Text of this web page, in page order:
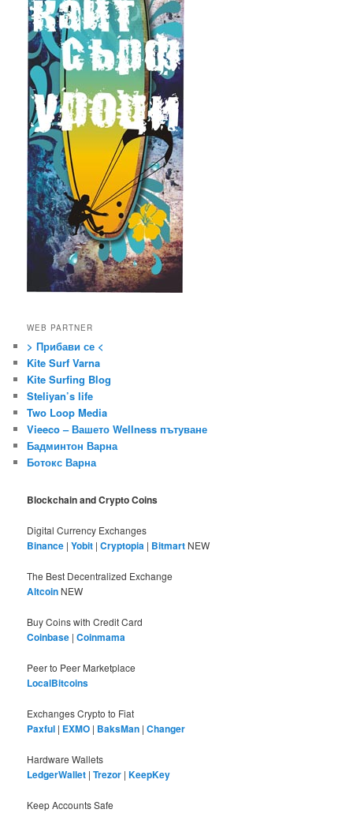
WEB PARTNER
> Прибави се <
Kite Surf Varna
Kite Surfing Blog
Steliyan’s life
Two Loop Media
Vieeco – Вашето Wellness пътуване
Бадминтон Варна
Ботокс Варна
Blockchain and Crypto Coins
Digital Currency Exchanges
Binance |Yobit |Cryptopia | Bitmart NEW
The Best Decentralized Exchange
Altcoin NEW
Buy Coins with Credit Card
Coinbase |Coinmama
Peer to Peer Marketplace
LocalBitcoins
Exchanges Crypto to Fiat
Paxful | EXMO | BaksMan |Changer
Hardware Wallets
LedgerWallet |Trezor |KeepKey
Keep Accounts Safe